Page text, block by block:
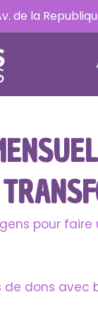
de la
pour faire
dons avec